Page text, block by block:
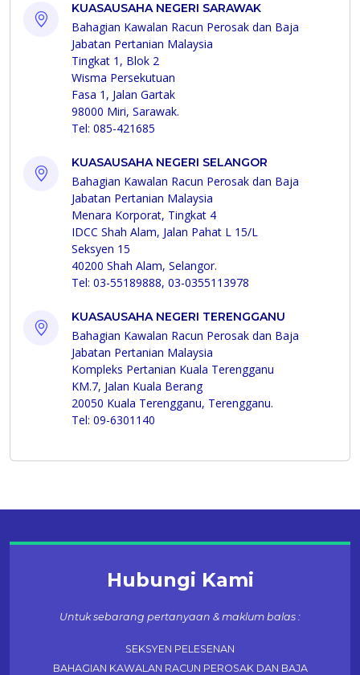
KUASAUSAHA NEGERI SARAWAK
Bahagian Kawalan Racun Perosak dan Baja
Jabatan Pertanian Malaysia
Tingkat 1, Blok 2
Wisma Persekutuan
Fasa 1, Jalan Gartak
98000 Miri, Sarawak.
Tel: 085-421685
KUASAUSAHA NEGERI SELANGOR
Bahagian Kawalan Racun Perosak dan Baja
Jabatan Pertanian Malaysia
Menara Korporat, Tingkat 4
IDCC Shah Alam, Jalan Pahat L 15/L
Seksyen 15
40200 Shah Alam, Selangor.
Tel: 03-55189888, 03-0355113978
KUASAUSAHA NEGERI TERENGGANU
Bahagian Kawalan Racun Perosak dan Baja
Jabatan Pertanian Malaysia
Kompleks Pertanian Kuala Terengganu
KM.7, Jalan Kuala Berang
20050 Kuala Terengganu, Terengganu.
Tel: 09-6301140
Hubungi Kami
Untuk sebarang pertanyaan & maklum balas :
SEKSYEN PELESENAN
BAHAGIAN KAWALAN RACUN PEROSAK DAN BAJA